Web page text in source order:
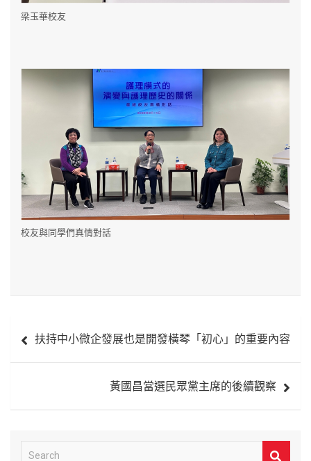
梁玉華校友
校友與同學們真情對話
章 扶持中小微企發展也是開發橫琴「初心」的重要內容
黃國昌當選民眾黨主席的後續觀察